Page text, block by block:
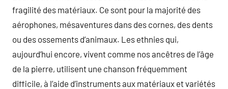
fragilité des matériaux. Ce sont pour la majorité des
aérophones, mésaventures dans des cornes, des dents
ou des ossements d’animaux. Les ethnies qui,
aujourd’hui encore, vivent comme nos ancêtres de l’âge
de la pierre, utilisent une chanson fréquemment
difficile, à l’aide d’instruments aux matériaux et variétés